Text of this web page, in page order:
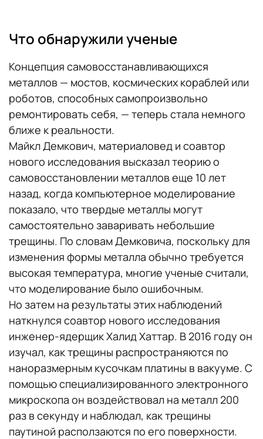
Что обнаружили ученые
Концепция самовосстанавливающихся
металлов — мостов, космических кораблей или
роботов, способных самопроизвольно
ремонтировать себя, — теперь стала немного
ближе к реальности.
Майкл Демкович, материаловед и соавтор
нового исследования высказал теорию о
самовосстановлении металлов еще 10 лет
назад, когда компьютерное моделирование
показало, что твердые металлы могут
самостоятельно заваривать небольшие
трещины. По словам Демковича, поскольку для
изменения формы металла обычно требуется
высокая температура, многие ученые считали,
что моделирование было ошибочным.
Но затем на результаты этих наблюдений
наткнулся соавтор нового исследования
инженер-ядерщик Халид Хаттар. В 2016 году он
изучал, как трещины распространяются по
наноразмерным кусочкам платины в вакууме. С
помощью специализированного электронного
микроскопа он воздействовал на металл 200
раз в секунду и наблюдал, как трещины
паутиной расползаются по его поверхности.